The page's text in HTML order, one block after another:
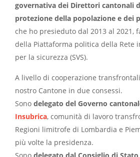
governativa dei Direttori cantonali
protezione della popolazione e dei
che ho presieduto dal 2013 al 2021,
della Piattaforma politica della Rete
per la sicurezza (SVS).
A livello di cooperazione
nostro Cantone in due consessi.
Sono delegato del Governo
Insubrica, comunità di lavoro
Regioni limitrofe di Lombardia e
più volte la presidenza.